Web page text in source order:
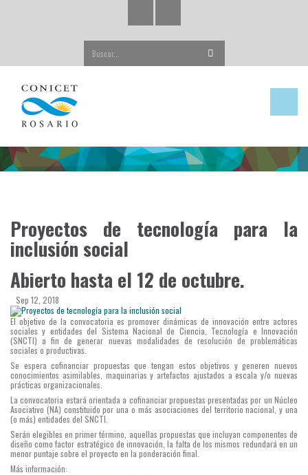
Proyectos de tecnología para la
inclusión social
Abierto hasta el 12 de octubre.
Sep 12, 2018
El objetivo de la convocatoria es promover dinámicas de innovación entre actores
sociales y entidades del Sistema Nacional de Ciencia, Tecnología e Innovación
(SNCTI) a fin de generar nuevas modalidades de resolución de problemáticas
sociales o productivas.
Se espera cofinanciar propuestas que tengan estos objetivos y generen nuevos
conocimientos asimilables, maquinarias y artefactos ajustados a escala y/o nuevas
prácticas organizacionales.
La convocatoria estará orientada a cofinanciar propuestas presentadas por un Núcleo
Asociativo (NA) constituido por una o más asociaciones del territorio nacional, y una
(o más) entidades del SNCTI.
Serán elegibles en primer término, aquellas propuestas que incluyan componentes de
diseño como factor estratégico de innovación, la falta de los mismos redundará en un
menor puntaje sobre el proyecto en la ponderación final.
Más información: